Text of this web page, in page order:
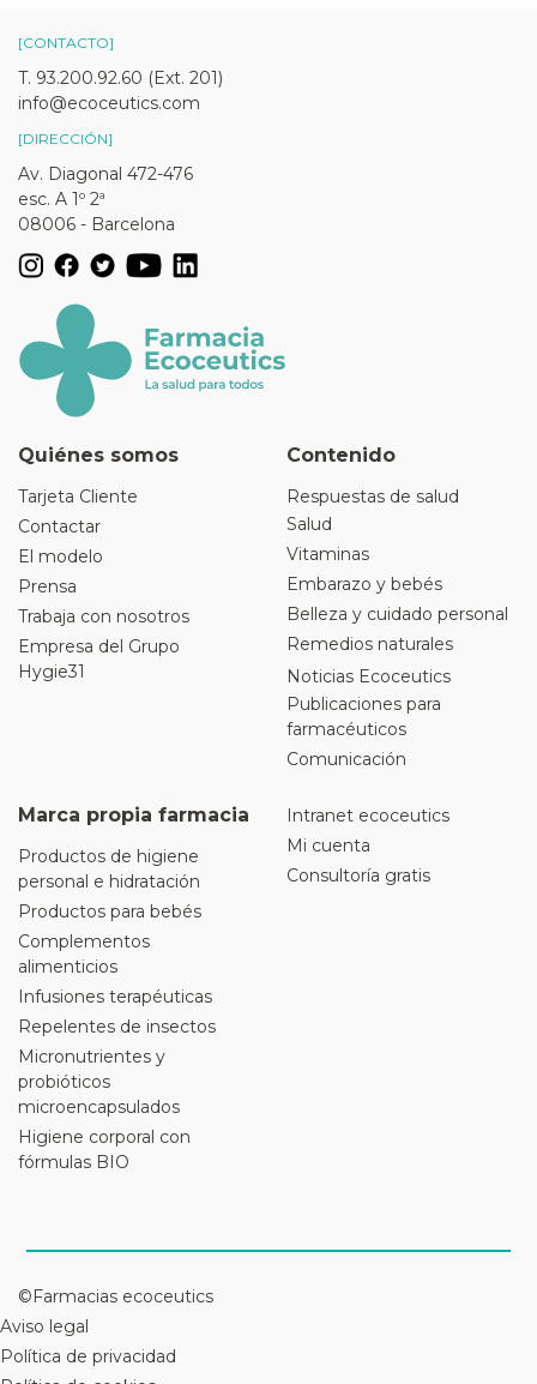
[CONTACTO]
T. 93.200.92.60 (Ext. 201)
info@ecoceutics.com
[DIRECCIÓN]
Av. Diagonal 472-476
esc. A 1º 2ª
08006 - Barcelona
Quiénes somos
Tarjeta Cliente
Contactar
El modelo
Prensa
Trabaja con nosotros
Empresa del Grupo
Hygie31
Contenido
Respuestas de salud
Salud
Vitaminas
Embarazo y bebés
Belleza y cuidado personal
Remedios naturales
Noticias Ecoceutics
Publicaciones para
farmacéuticos
Comunicación
Marca propia farmacia
Productos de higiene
personal e hidratación
Productos para bebés
Complementos
alimenticios
Infusiones terapéuticas
Repelentes de insectos
Micronutrientes y
probióticos
microencapsulados
Higiene corporal con
fórmulas BIO
Intranet ecoceutics
Mi cuenta
Consultoría gratis
©Farmacias ecoceutics
Aviso legal
Política de privacidad